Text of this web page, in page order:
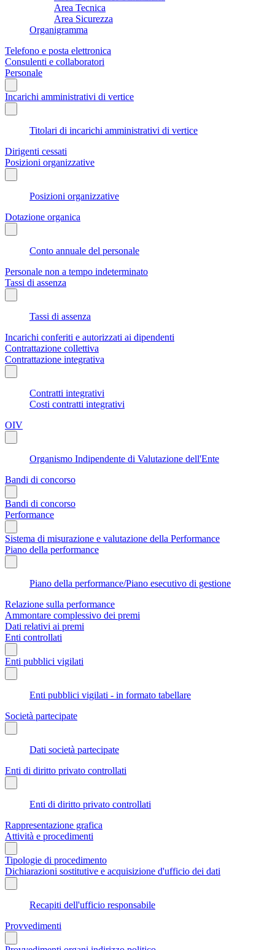
Area Tecnica
Area Sicurezza
Organigramma
Telefono e posta elettronica
Consulenti e collaboratori
Personale
Incarichi amministrativi di vertice
Titolari di incarichi amministrativi di vertice
Dirigenti cessati
Posizioni organizzative
Posizioni organizzative
Dotazione organica
Conto annuale del personale
Personale non a tempo indeterminato
Tassi di assenza
Tassi di assenza
Incarichi conferiti e autorizzati ai dipendenti
Contrattazione collettiva
Contrattazione integrativa
Contratti integrativi
Costi contratti integrativi
OIV
Organismo Indipendente di Valutazione dell'Ente
Bandi di concorso
Bandi di concorso
Performance
Sistema di misurazione e valutazione della Performance
Piano della performance
Piano della performance/Piano esecutivo di gestione
Relazione sulla performance
Ammontare complessivo dei premi
Dati relativi ai premi
Enti controllati
Enti pubblici vigilati
Enti pubblici vigilati - in formato tabellare
Società partecipate
Dati società partecipate
Enti di diritto privato controllati
Enti di diritto privato controllati
Rappresentazione grafica
Attività e procedimenti
Tipologie di procedimento
Dichiarazioni sostitutive e acquisizione d'ufficio dei dati
Recapiti dell'ufficio responsabile
Provvedimenti